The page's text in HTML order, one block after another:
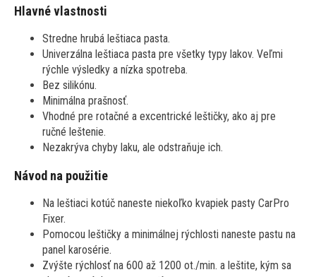
Hlavné vlastnosti
Stredne hrubá leštiaca pasta.
Univerzálna leštiaca pasta pre všetky typy lakov. Veľmi
rýchle výsledky a nízka spotreba.
Bez silikónu.
Minimálna prašnosť.
Vhodné pre rotačné a excentrické leštičky, ako aj pre
ručné leštenie.
Nezakrýva chyby laku, ale odstraňuje ich.
Návod na použitie
Na leštiaci kotúč naneste niekoľko kvapiek pasty CarPro
Fixer.
Pomocou leštičky a minimálnej rýchlosti naneste pastu na
panel karosérie.
Zvýšte rýchlosť na 600 až 1200 ot./min. a leštite, kým sa